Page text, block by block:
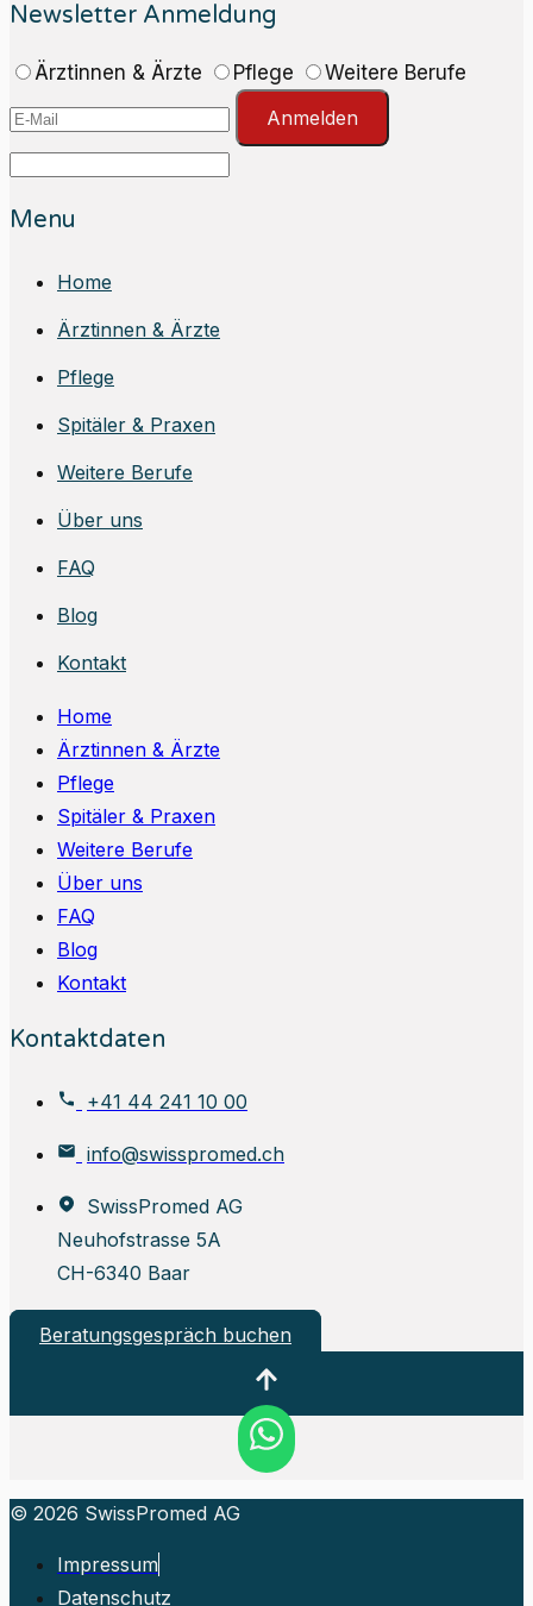
Newsletter Anmeldung
Ärztinnen & Ärzte Pflege
Weitere Berufe
Anmelden
Menu
Home
Ärztinnen & Ärzte
Pflege
Spitäler & Praxen
Weitere Berufe
Über uns
FAQ
Blog
Kontakt
Home
Ärztinnen & Ärzte
Pflege
Spitäler & Praxen
Weitere Berufe
Über uns
FAQ
Blog
Kontakt
Kontaktdaten
+41 44 241 10 00
info@swisspromed.ch
SwissPromed AG
Neuhofstrasse 5A
CH-6340 Baar
Beratungsgespräch buchen
© 2026 SwissPromed AG
Impressum
Datenschutz